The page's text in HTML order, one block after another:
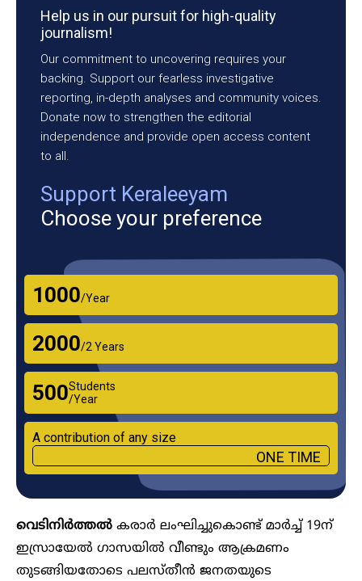
Help us in our pursuit for high-quality
journalism!
Our commitment to uncovering requires your
backing. Support our fearless investigative
reporting, in-depth analyses and community voices.
Donate now to strengthen the editorial
independence and provide open access content
to all.
Support Keraleeyam
Choose your preference
₹1000/Year
₹2000/2 Years
₹500Students
/Year
A contribution of any size
ONE TIME
വെടിനിർത്തൽ കരാർ ലംഘിച്ചുകൊണ്ട് മാർച്ച് 19ന്
ഇസ്രായേൽ ഗാസയിൽ വീണ്ടും ആക്രമണം
തുടങ്ങിയതോടെ പലസ്തീൻ ജനതയുടെ